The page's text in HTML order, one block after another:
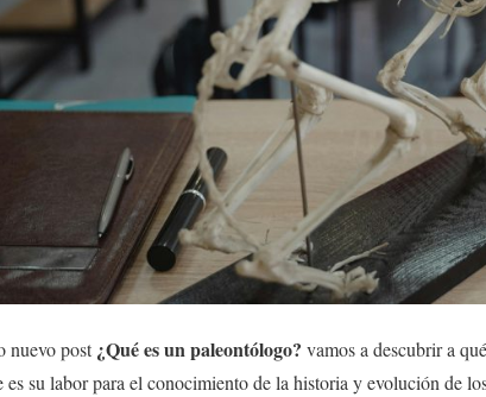
nuevo post¿Qué es un paleontólogo? vamos a descubrir a
es su labor para el conocimiento de la historia y evolución de